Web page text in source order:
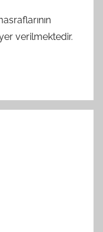
verilmektedir.